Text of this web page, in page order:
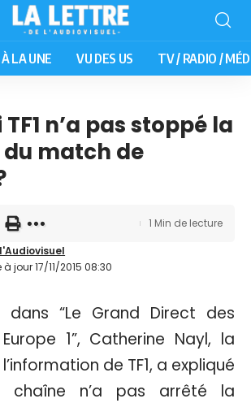
À LA UNE VU DES US TV / RADIO /
n’a pas stoppé la
match de
jour 17/11/2015 08:30
1 Min de lecture
dans “Le Grand Direct des
1”, Catherine Nayl, la
de TF1, a expliqué
chaîne n’a pas arrêté la